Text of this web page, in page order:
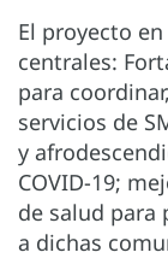
El proyecto
centrales:
para
servicios de
y
COVID-19;
de salud para
a dichas